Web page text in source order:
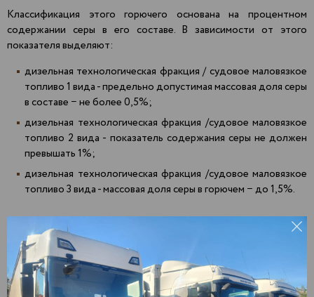
Классификация этого горючего основана на процентном
содержании серы в его составе. В зависимости от этого
показателя выделяют:
дизельная технологическая фракция / судовое маловязкое
топливо 1 вида - предельно допустимая массовая доля серы
в составе − не более 0,5%;
дизельная технологическая фракция /судовое маловязкое
топливо 2 вида - показатель содержания серы не должен
превышать 1%;
дизельная технологическая фракция /судовое маловязкое
топливо 3 вида - массовая доля серы в горючем − до 1,5%.
Доставкапечного топлива СМТ оптом
Агрыз
Актаныш
Алнаши
Альметьевск
Арамиль
Златоуст
Иваново
Ижевск
Йошкар-Ола
Первоуральск
Пермь
Подольск